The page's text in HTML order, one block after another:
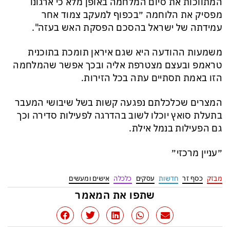
מפסיק את הלוחמה ״בכפוף למעקב צמוד אחר
עמידתה של ישראל בהסכם הפסקת האש בעזה".
משמעות ההודעה היא שגם איראן תומכת בתוכנית
טראמפ ובעצם מצטרפת אליה ובכך אפשר שהמלחמה
הזו באמת תסתיים עתה בכל הזירות.
המצרים שכלכלתם נפגעה קשות בשל שיבושי המעבר
בתעלת סואץ יוכלו לשוב בהדרגה לפעילות סדירה וכך
גם הפעילות בנמל אילת.
״עניין מרכזי״
מבזק כסף זר חדשות עסקים כלכלה אישים ומעשים
שתפו את המאמר